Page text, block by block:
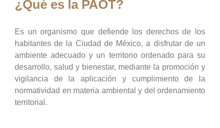
¿Qué es la PAOT?
Es un organismo que defiende los derechos de los
habitantes de la Ciudad de México, a disfrutar de un
ambiente adecuado y un territorio ordenado para su
desarrollo, salud y bienestar, mediante la promoción y
vigilancia de la aplicación y cumplimiento de la
normatividad en materia ambiental y del ordenamiento
territorial.